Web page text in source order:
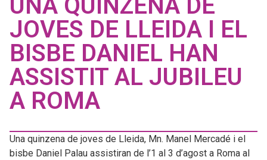
UNA QUINZENA DE
JOVES DE LLEIDA I EL
BISBE DANIEL HAN
ASSISTIT AL JUBILEU
A ROMA
Una quinzena de joves de Lleida, Mn. Manel Mercadé i el
bisbe Daniel Palau assistiran de l’1 al 3 d’agost a Roma al